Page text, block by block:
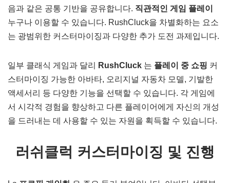
음과 같은 공통 기반을 공유합니다. 직관적인 게임 플레이
누구나 이용할 수 있습니다. RushCluck을 차별화하는 요소
는 광범위한 커스터마이징과 다양한 추가 도전 과제입니다.
일부 클래식 게임과 달리 RushCluck 는 플레이 중 쇼핑 커
스터마이징 가능한 아바타, 오리지널 자동차 모델, 기발한
액세서리 등 다양한 기능을 선택할 수 있습니다. 각 게임에
서 시각적 경험을 향상하고 다른 플레이어에게 자신의 개성
을 드러내는 데 사용할 수 있는 자원을 획득할 수 있습니다.
러쉬클럭 커스터마이징 및 진행